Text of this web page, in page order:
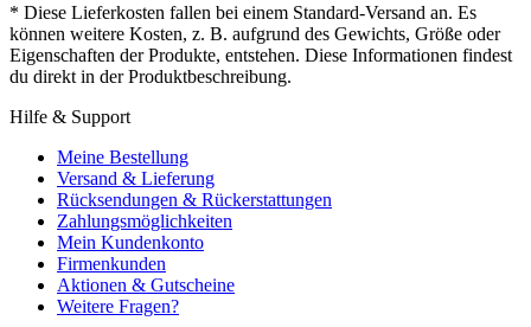
* Diese Lieferkosten fallen bei einem Standard-Versand an. Es
können weitere Kosten, z. B. aufgrund des Gewichts, Größe oder
Eigenschaften der Produkte, entstehen. Diese Informationen findest
du direkt in der Produktbeschreibung.
Hilfe & Support
Meine Bestellung
Versand & Lieferung
Rücksendungen & Rückerstattungen
Zahlungsmöglichkeiten
Mein Kundenkonto
Firmenkunden
Aktionen & Gutscheine
Weitere Fragen?